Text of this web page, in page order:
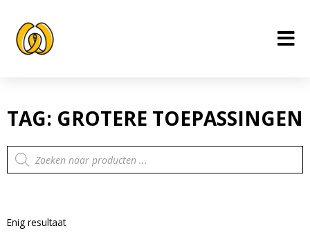
inhoud
TAG: GROTERE TOEPASSINGEN
Producten
zoeken
Enig resultaat